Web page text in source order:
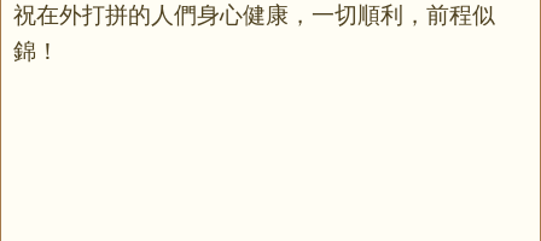
祝在外打拼的人們身心健康，一切順利，前程似
錦！